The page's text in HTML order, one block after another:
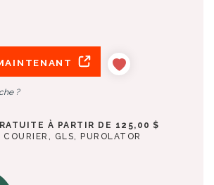
?
À PARTIR DE 125,00 $
GLS, PUROLATOR